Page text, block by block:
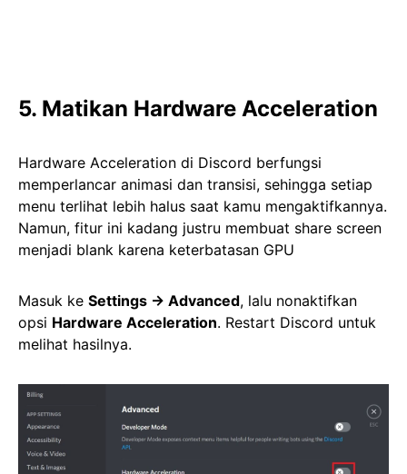
5. Matikan Hardware Acceleration
Hardware Acceleration di Discord berfungsi
memperlancar animasi dan transisi, sehingga setiap
menu terlihat lebih halus saat kamu mengaktifkannya.
Namun, fitur ini kadang justru membuat share screen
menjadi blank karena keterbatasan GPU
Masuk ke Settings → Advanced, lalu nonaktifkan
opsi Hardware Acceleration. Restart Discord untuk
melihat hasilnya.